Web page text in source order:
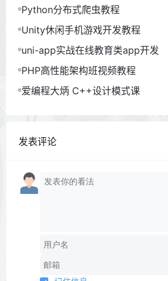
Python分布式爬虫教程
Unity休闲手机游戏开发教程
uni-app实战在线教育类app开发
PHP高性能架构班视频教程
爱编程大炳 C++设计模式课
发表评论